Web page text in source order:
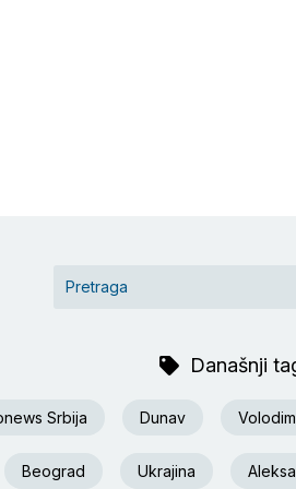
Današnji
Srbija Dunav
Beograd Ukrajina